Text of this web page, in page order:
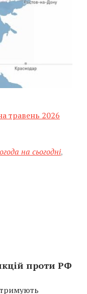
травень 2026
на сьогодні,
проти РФ